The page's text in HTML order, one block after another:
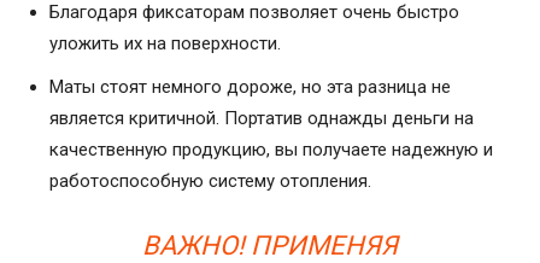
Благодаря фиксаторам позволяет очень быстро
уложить их на поверхности.
Маты стоят немного дороже, но эта разница не
является критичной. Портатив однажды деньги на
качественную продукцию, вы получаете надежную и
работоспособную систему отопления.
ВАЖНО! ПРИМЕНЯЯ